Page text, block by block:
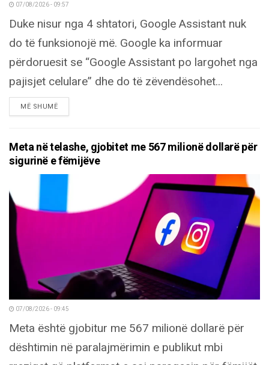
07/08/2026 - 09:57
Duke nisur nga 4 shtatori, Google Assistant nuk
do të funksionojë më. Google ka informuar
përdoruesit se “Google Assistant po largohet nga
pajisjet celulare” dhe do të zëvendësohet...
MË SHUMËDETAILS
Meta në telashe, gjobitet me 567 milionë dollarë për
sigurinë e fëmijëve
07/08/2026 - 09:45
Meta është gjobitur me 567 milionë dollarë për
dështimin në paralajmërimin e publikut mbi